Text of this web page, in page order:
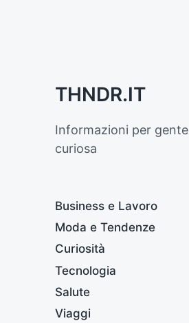
THNDR.IT
Informazioni per gente
curiosa
Business e Lavoro
Moda e Tendenze
Curiosità
Tecnologia
Salute
Viaggi